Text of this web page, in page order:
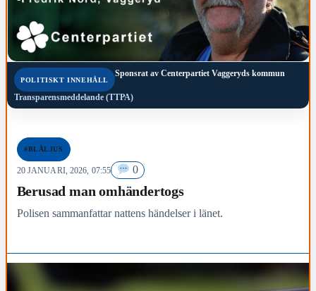
POLITISKT INNEHÅLL
Sponsrat av Centerpartiet Vaggeryds kommun
Transparensmeddelande (TTPA)
#BLÅLJUS
20 JANUARI, 2026, 07:55 0
Berusad man omhändertogs
Polisen sammanfattar nattens händelser i länet.